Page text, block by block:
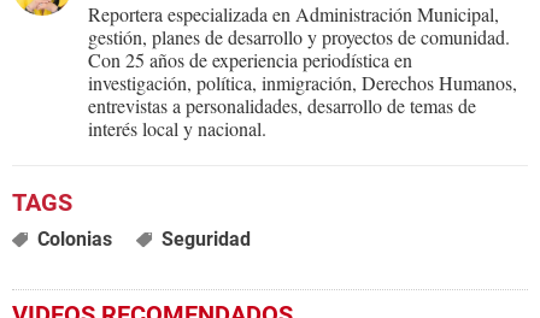
Reportera especializada en Administración Municipal,
gestión, planes de desarrollo y proyectos de comunidad.
Con 25 años de experiencia periodística en
investigación, política, inmigración, Derechos Humanos,
entrevistas a personalidades, desarrollo de temas de
interés local y nacional.
Colonias Seguridad